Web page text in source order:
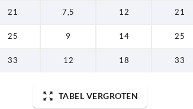
21 7,5 12 21
25 9 14 25
33 12 18 33
TABEL VERGROTEN